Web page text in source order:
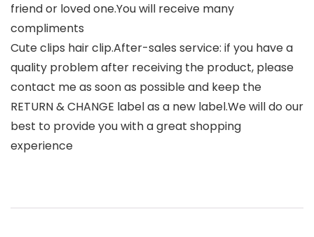
friend or loved one.You will receive many
compliments
Cute clips hair clip.After-sales service: if you have a
quality problem after receiving the product, please
contact me as soon as possible and keep the
RETURN & CHANGE label as a new label.We will do our
best to provide you with a great shopping
experience